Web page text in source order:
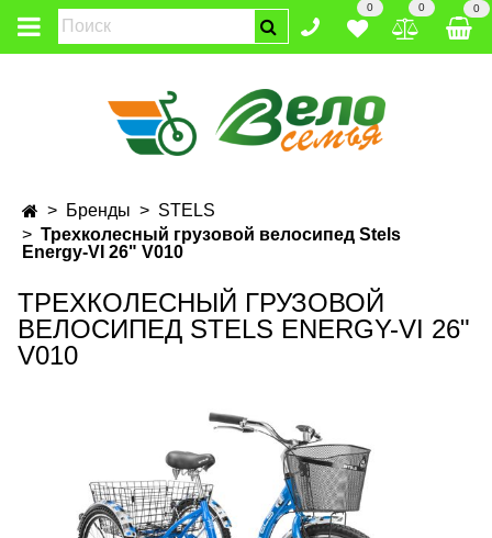
0 0 0
Бренды
STELS
Трехколесный грузовой велосипед Stels
Energy-VI 26" V010
ТРЕХКОЛЕСНЫЙ ГРУЗОВОЙ
ВЕЛОСИПЕД STELS ENERGY-VI 26"
V010